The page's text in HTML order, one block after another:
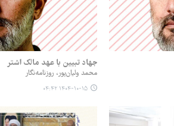
جهاد تبیین با عهد مالک اشتر
محمد ولیان‌پور، روزنامه‌نگار
۱۴۰۴-۱۰-۱۵ ۰۴:۴۲